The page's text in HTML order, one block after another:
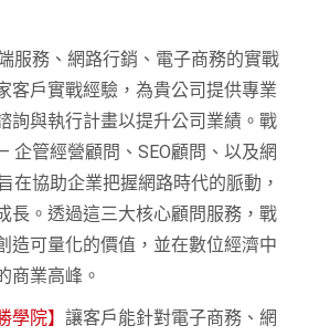
服務、網路行銷、電子商務的實戰
客戶實戰經驗，為貴公司提供專業
詢與執行計畫以提升公司業績。戰
企管經營顧問、SEO顧問、以及網
在協助企業把握網路時代的脈動，
長。透過這三大核心顧問服務，戰
造可量化的價值，並在數位經濟中
商業高峰。
學院】讓客戶能針對電子商務、網